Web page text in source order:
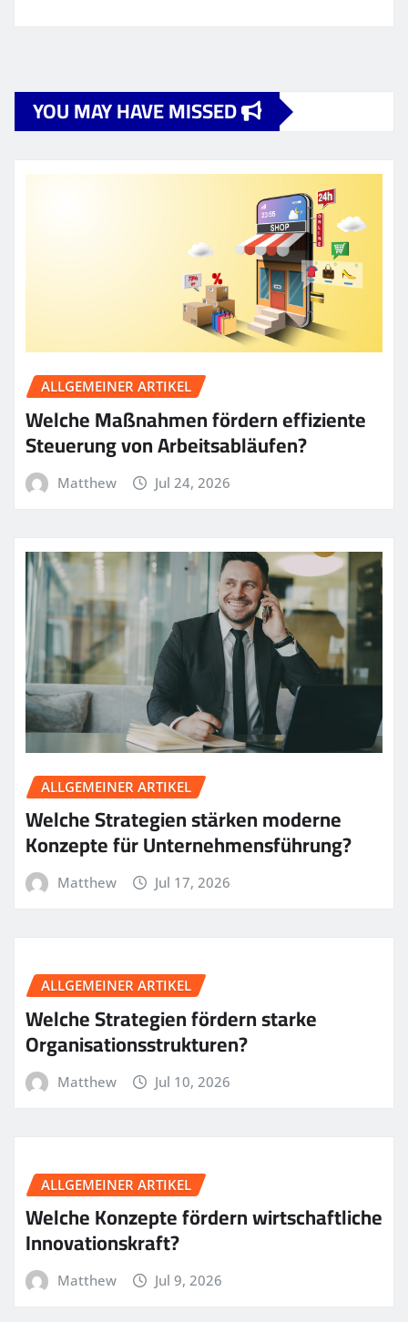
YOU MAY HAVE MISSED
ALLGEMEINER ARTIKEL
Welche Maßnahmen fördern effiziente
Steuerung von Arbeitsabläufen?
Matthew Jul 24, 2026
ALLGEMEINER ARTIKEL
Welche Strategien stärken moderne
Konzepte für Unternehmensführung?
Matthew Jul 17, 2026
ALLGEMEINER ARTIKEL
Welche Strategien fördern starke
Organisationsstrukturen?
Matthew Jul 10, 2026
ALLGEMEINER ARTIKEL
Welche Konzepte fördern wirtschaftliche
Innovationskraft?
Matthew Jul 9, 2026